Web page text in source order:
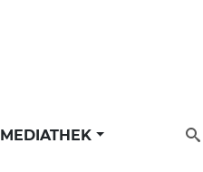
MEDIATHEK